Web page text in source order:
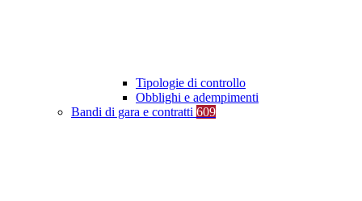
Tipologie di controllo
Obblighi e adempimenti
Bandi di gara e contratti 609